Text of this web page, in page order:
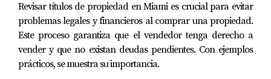
Revisar títulos de propiedad en Miami es crucial para evitar
problemas legales y financieros al comprar una propiedad.
Este proceso garantiza que el vendedor tenga derecho a
vender y que no existan deudas pendientes. Con ejemplos
prácticos, se muestra su importancia.